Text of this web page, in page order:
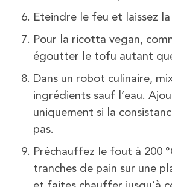
Eteindre le feu et laissez
Pour la ricotta vegan,
égoutter le tofu autant
Dans un robot culinaire,
ingrédients sauf l’eau.
uniquement si la
pas.
Préchauffez le fout à 200
tranches de pain sur une